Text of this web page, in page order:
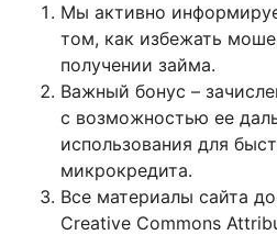
Мы активно
том, как избежать
получении займа.
Важный бонус –
с возможностью ее
использования для
микрокредита.
Все материалы сайта
Creative Commons